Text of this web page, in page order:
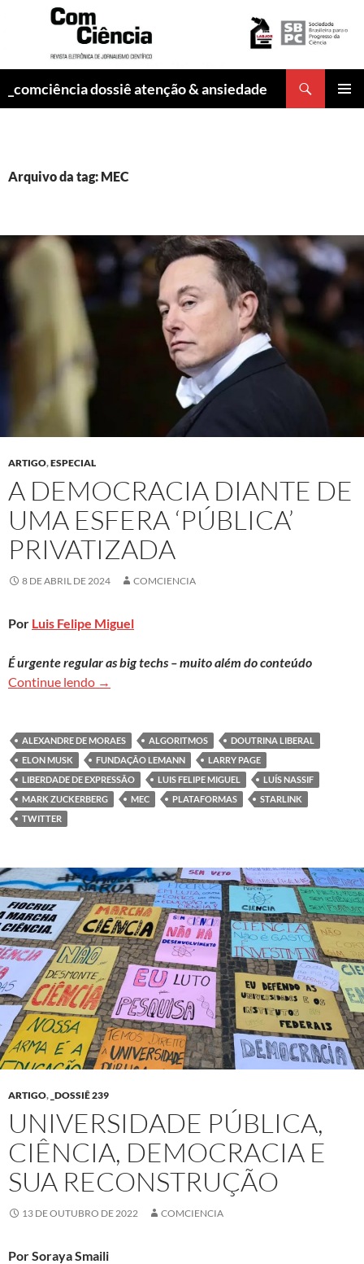
_comciência dossiê atenção & ansiedade
Arquivo da tag: MEC
ARTIGO,ESPECIAL
A DEMOCRACIA DIANTE DE
UMA ESFERA ‘PÚBLICA’
PRIVATIZADA
8 DE ABRIL DE 2024 COMCIENCIA
Por Luis Felipe Miguel
É urgente regular as big techs – muito além do conteúdo
Continue lendo A democracia diante de uma esfera ‘pública’
→
ALEXANDRE DE MORAES ALGORITMOS
DOUTRINA LIBERAL
ELON MUSK
FUNDAÇÃO LEMANN
LARRY PAGE
LIBERDADE DE EXPRESSÃO
LUIS FELIPE MIGUEL
LUÍS NASSIF
MARK ZUCKERBERG
MEC PLATAFORMAS
STARLINK
TWITTER
ARTIGO, _DOSSIÊ 239
UNIVERSIDADE PÚBLICA,
CIÊNCIA, DEMOCRACIA E
SUA RECONSTRUÇÃO
13 DE OUTUBRO DE 2022 COMCIENCIA
Por Soraya Smaili